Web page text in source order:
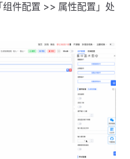
件配置 >> 属性配置」处